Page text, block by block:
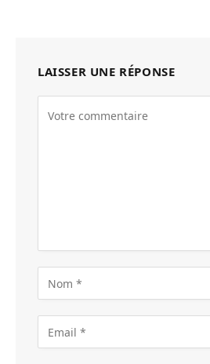
LAISSER UNE RÉPONSE